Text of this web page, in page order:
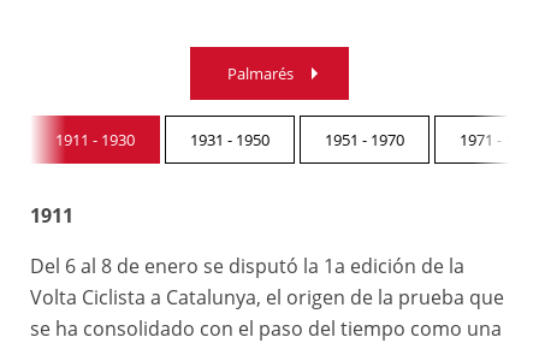
Palmarés
1911 - 1930 1931 - 1950 1951 - 1970 1971 - 1990
1911
Del 6 al 8 de enero se disputó la 1a edición de la
Volta Ciclista a Catalunya, el origen de la prueba que
se ha consolidado con el paso del tiempo como una